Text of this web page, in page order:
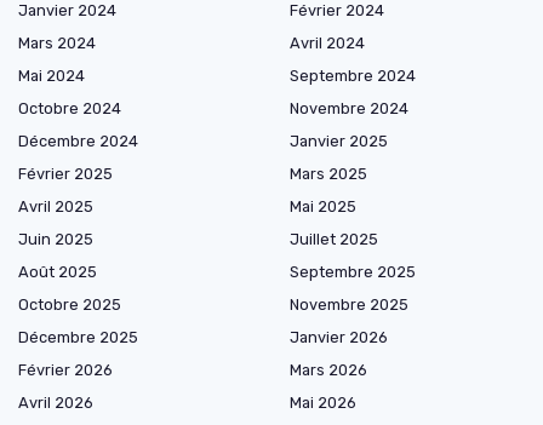
Janvier 2024
Février 2024
Mars 2024
Avril 2024
Mai 2024
Septembre 2024
Octobre 2024
Novembre 2024
Décembre 2024
Janvier 2025
Février 2025
Mars 2025
Avril 2025
Mai 2025
Juin 2025
Juillet 2025
Août 2025
Septembre 2025
Octobre 2025
Novembre 2025
Décembre 2025
Janvier 2026
Février 2026
Mars 2026
Avril 2026
Mai 2026